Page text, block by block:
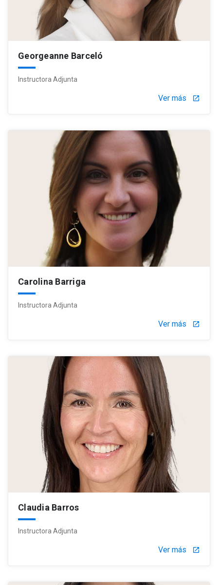
Georgeanne Barceló
Instructora Adjunta
Ver más launch
Carolina Barriga
Instructora Adjunta
Ver más launch
Claudia Barros
Instructora Adjunta
Ver más launch